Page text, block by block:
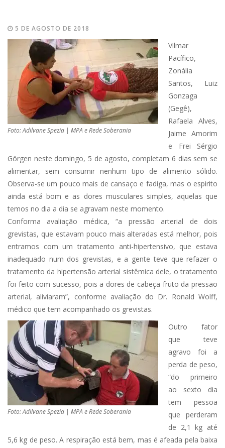
5 DE AGOSTO DE 2018
Foto: Adilvane Spezia | MPA e Rede Soberania
Vilmar
Pacífico,
Zonália
Santos, Luiz
Gonzaga
(Gegê),
Rafaela Alves,
Jaime Amorim
e Frei Sérgio
Görgen neste domingo, 5 de agosto, completam 6 dias sem se
alimentar, sem consumir nenhum tipo de alimento sólido.
Observa-se um pouco mais de cansaço e fadiga, mas o espirito
ainda está bom e as dores musculares simples, aquelas que
temos no dia a dia se agravam neste momento.
Conforma avaliação médica, “a pressão arterial de dois
grevistas, que estavam pouco mais alteradas está melhor, pois
entramos com um tratamento anti-hipertensivo, que estava
inadequado num dos grevistas, e a gente teve que refazer o
tratamento da hipertensão arterial sistêmica dele, o tratamento
foi feito com sucesso, pois a dores de cabeça fruto da pressão
arterial, aliviaram”, conforme avaliação do Dr. Ronald Wolff,
médico que tem acompanhado os grevistas.
Foto: Adilvane Spezia | MPA e Rede Soberania
Outro fator
que teve
agravo foi a
perda de peso,
“do primeiro
ao sexto dia
tem pessoa
que perderam
de 2,1 kg até
5,6 kg de peso. A respiração está bem, mas é afeada pela baixa